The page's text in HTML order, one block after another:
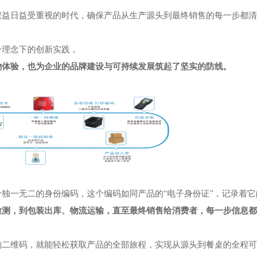
日益受重视的时代，确保产品从生产源头到最终销售的每一步都
念下的创新实践，
验，也为企业的品牌建设与可持续发展筑起了坚实的防线。
一无二的身份编码，这个编码如同产品的“电子身份证”，记录着
，到包装出库、物流运输，直至最终销售给消费者，每一步信息
维码，就能轻松获取产品的全部旅程，实现从源头到餐桌的全程